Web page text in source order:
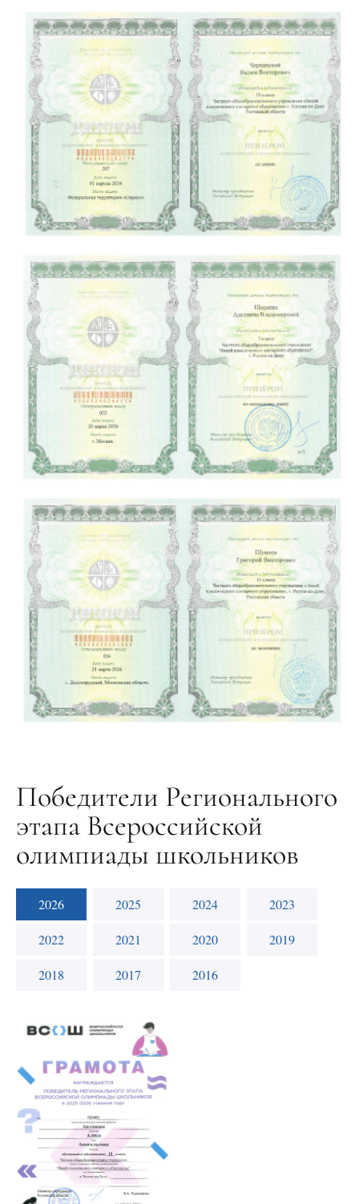
Победители Регионального
этапа Всероссийской
олимпиады школьников
2026 2025 2024 2023
2022 2021 2020 2019
2018 2017 2016